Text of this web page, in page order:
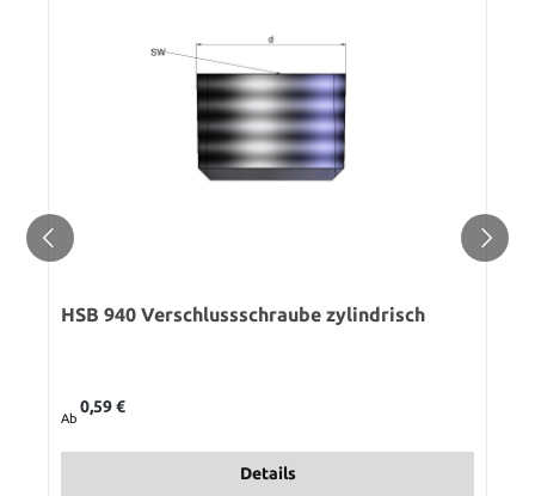
HSB 940 Verschlussschraube zylindrisch
Ab
0,59 €
Details